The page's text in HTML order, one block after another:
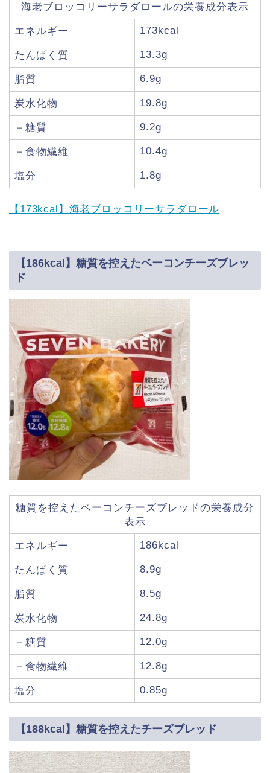
海老ブロッコリーサラダロールの栄養成分表示
エネルギー 173kcal
たんぱく質 13.3g
脂質 6.9g
炭水化物 19.8g
－糖質 9.2g
－食物繊維 10.4g
塩分 1.8g
【173kcal】海老ブロッコリーサラダロール
【186kcal】糖質を控えたベーコンチーズブレッ
ド
糖質を控えたベーコンチーズブレッドの栄養成分
表示
エネルギー 186kcal
たんぱく質 8.9g
脂質 8.5g
炭水化物 24.8g
－糖質 12.0g
－食物繊維 12.8g
塩分 0.85g
【188kcal】糖質を控えたチーズブレッド